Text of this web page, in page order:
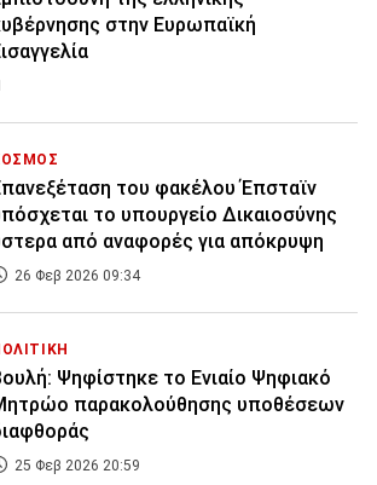
στην Ευρωπαϊκή
του φακέλου Έπσταϊν
το υπουργείο Δικαιοσύνης
από αναφορές για απόκρυψη
26 Φεβ 2026 09:34
Ψηφίστηκε το Ενιαίο Ψηφιακό
παρακολούθησης υποθέσεων
25 Φεβ 2026 20:59